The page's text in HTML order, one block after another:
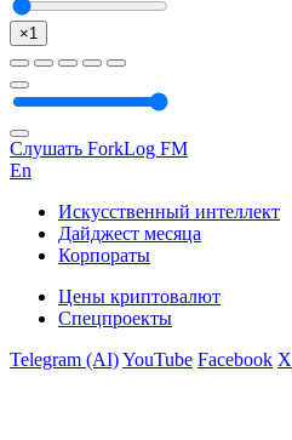
×1
Слушать ForkLog FM
En
Искусственный интеллект
Дайджест месяца
Корпораты
Цены криптовалют
Спецпроекты
Telegram (AI)YouTube Facebook X